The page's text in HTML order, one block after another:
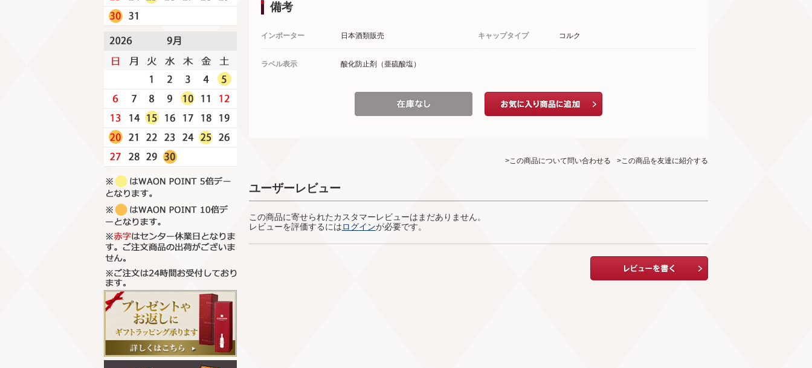
備考
インポーター 日本酒類販売 キャップタイプ コルク
ラベル表示 酸化防止剤（亜硫酸塩）
>この商品について問い合わせる >この商品を友達に紹介する
ユーザーレビュー
この商品に寄せられたカスタマーレビューはまだありません。
レビューを評価するにはログインが必要です。